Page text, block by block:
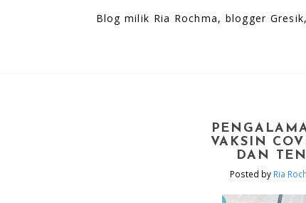
Blog milik Ria Rochma, blogger
VAKSIN
DAN
Posted by Ria